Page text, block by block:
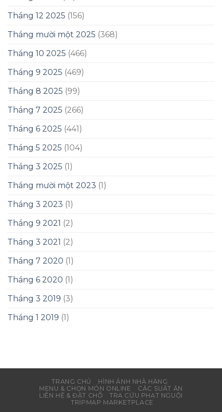
Tháng 12 2025 (156)
Tháng mười một 2025 (368)
Tháng 10 2025 (466)
Tháng 9 2025 (469)
Tháng 8 2025 (99)
Tháng 7 2025 (266)
Tháng 6 2025 (441)
Tháng 5 2025 (104)
Tháng 3 2025 (1)
Tháng mười một 2023 (1)
Tháng 3 2023 (1)
Tháng 9 2021 (2)
Tháng 3 2021 (2)
Tháng 7 2020 (1)
Tháng 6 2020 (1)
Tháng 3 2019 (3)
Tháng 1 2019 (1)
TRANG CHỦ
HÌNH ẢNH NHÀ HÀNG
MENU & CHỌN MÓN ONLINE
CÁC SUẤT ĂN
LIÊN HỆ & ĐẶT CHỖ
TRA CỨU PHẠT NGUỘI
TRIPMAP MARKETPLACE